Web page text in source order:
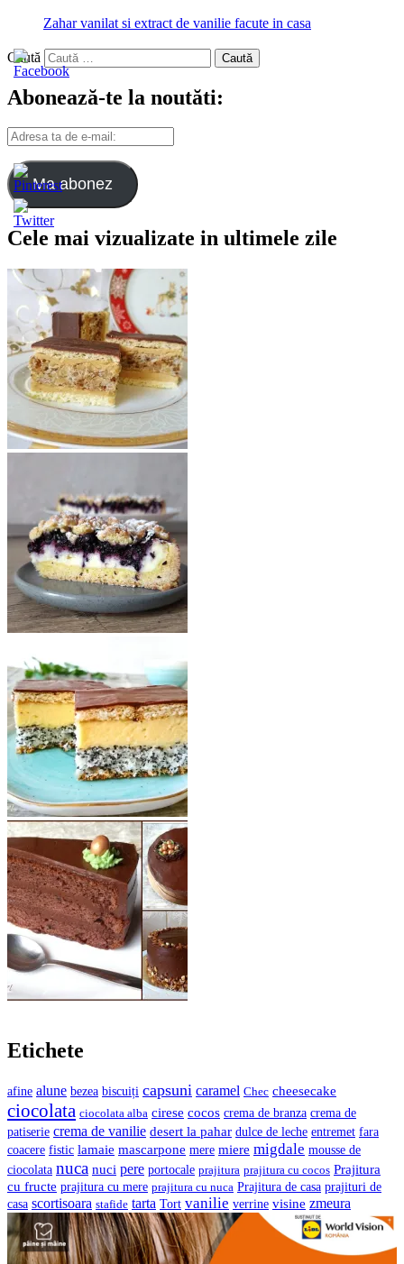
Zahar vanilat si extract de vanilie facute in casa
Caută
Abonează-te la noutăti:
Adresa
ta
de
e-
mail:
Ma abonez
Cele mai vizualizate in ultimele zile
Etichete
afine alune bezea biscuiți capsuni caramel Chec cheesecake
ciocolata ciocolata alba cirese cocos crema de branza crema de
patiserie crema de vanilie desert la pahar dulce de leche entremet fara
coacere fistic lamaie mascarpone mere miere migdale mousse de
ciocolata nuca nuci pere portocale prajitura prajitura cu cocos Prajitura
cu fructe prajitura cu mere prajitura cu nuca Prajitura de casa prajituri de
casa scortisoara stafide tarta Tort vanilie verrine visine zmeura